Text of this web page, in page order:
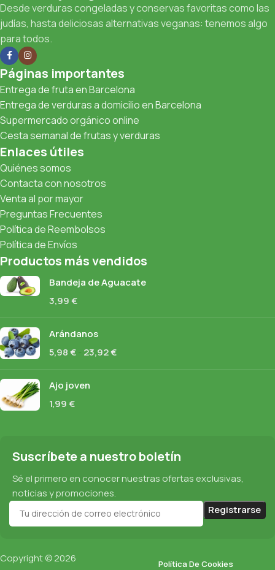
Desde verduras congeladas y conservas favoritas como las
judías, hasta deliciosas alternativas veganas: tenemos algo
para todos.
Páginas importantes
Entrega de fruta en Barcelona
Entrega de verduras a domicilio en Barcelona
Supermercado orgánico online
Cesta semanal de frutas y verduras
Enlaces útiles
Quiénes somos
Contacta con nosotros
Venta al por mayor
Preguntas Frecuentes
Política de Reembolsos
Política de Envíos
Productos más vendidos
Bandeja de Aguacate
3,99€
Arándanos
5,98€ 23,92€
Ajo joven
1,99€
Suscríbete a nuestro boletín
Sé el primero en conocer nuestras ofertas exclusivas,
noticias y promociones.
Copyright © 2026
Política De Cookies